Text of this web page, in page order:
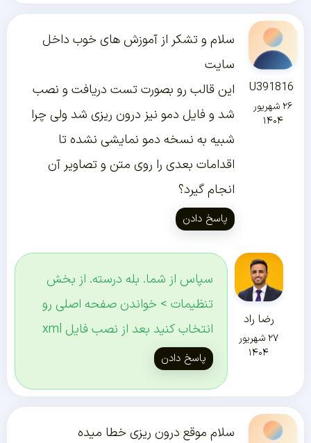
U391816
۲۶ شهریور
۱۴۰۴
سلام و تشکر از آموزش های خوب داخل
سایت
این قالب رو بصورت تست دریافت و نصب
شد و فایل دمو نیز درون ریزی شد ولی چرا
شبیه به نسخه دمو نمایشی نشده تا
اقدامات بعدی را روی متن و تصاویر آن
انجام گیرد؟
پاسخ دادن
رضا راد
۲۷ شهریور
۱۴۰۴
سپاس از شما. بله درسته. از بخش
تنظیمات > خواندن صفحه اصلی رو
انتخاب کنید بعد از نصب فایل xml
پاسخ دادن
سلام موقع درون ریزی خطا میده